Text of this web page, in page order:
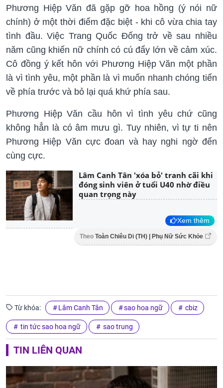
Phương Hiệp Văn đã gặp gỡ hoa hồng (ý nói nữ
chính) ở một thời điểm đặc biệt - khi cô vừa chia tay
tình đầu. Việc Trang Quốc Đống trở về sau nhiều
năm cũng khiến nữ chính có cú đẩy lớn về cảm xúc.
Cô đồng ý kết hôn với Phương Hiệp Văn một phần
là vì tình yêu, một phần là vì muốn nhanh chóng tiến
về phía trước và bỏ lại quá khứ phía sau.
Phương Hiệp Văn cầu hôn vì tình yêu chứ cũng
không hẳn là có âm mưu gì. Tuy nhiên, vì tự ti nên
Phương Hiệp Văn cực đoan và hay nghi ngờ đến
cùng cực.
Lâm Canh Tân 'xóa bỏ' tranh cãi khi
đóng sinh viên ở tuổi U40 nhờ điều
quan trọng này
Xem thêm
Theo Toàn Chiêu Di (TH) | Phụ Nữ Sức Khỏe
Từ khóa: Lâm Canh Tân sao hoa ngữ cbiz
tin tức sao hoa ngữ sao trung
TIN LIÊN QUAN